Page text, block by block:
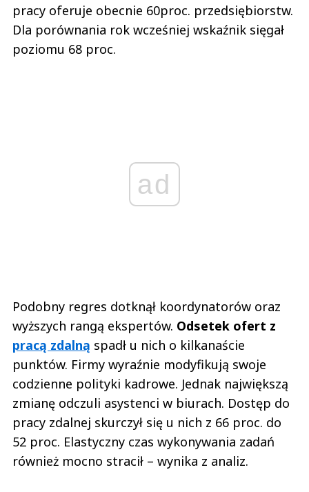
pracy oferuje obecnie 60proc. przedsiębiorstw.
Dla porównania rok wcześniej wskaźnik sięgał
poziomu 68 proc.
ad
Podobny regres dotknął koordynatorów oraz
wyższych rangą ekspertów. Odsetek ofert z
pracą zdalną spadł u nich o kilkanaście
punktów. Firmy wyraźnie modyfikują swoje
codzienne polityki kadrowe. Jednak największą
zmianę odczuli asystenci w biurach. Dostęp do
pracy zdalnej skurczył się u nich z 66 proc. do
52 proc. Elastyczny czas wykonywania zadań
również mocno stracił – wynika z analiz.